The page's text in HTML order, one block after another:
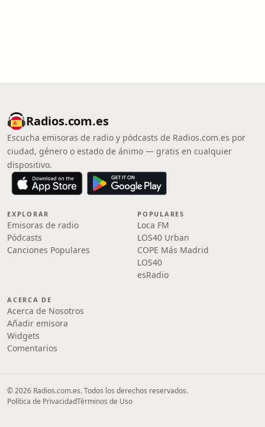
Radios.com.es
Escucha emisoras de radio y pódcasts de Radios.com.es por
ciudad, género o estado de ánimo — gratis en cualquier
dispositivo.
EXPLORAR
Emisoras de radio
Pódcasts
Canciones Populares
POPULARES
Loca FM
LOS40 Urban
COPE Más Madrid
LOS40
esRadio
ACERCA DE
Acerca de Nosotros
Añadir emisora
Widgets
Comentarios
© 2026 Radios.com.es. Todos los derechos reservados.
Política de PrivacidadTérminos de Uso